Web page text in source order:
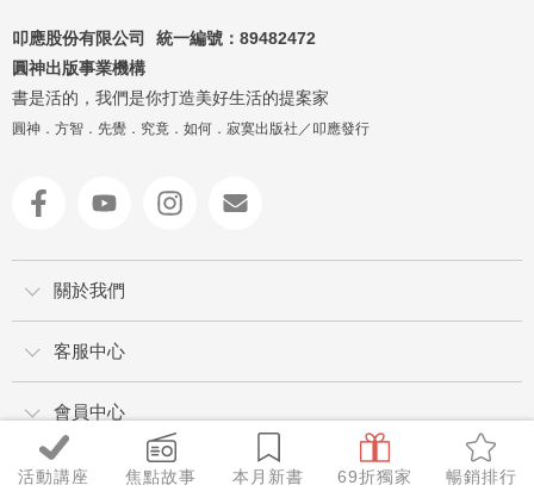
活動講座 焦點故事 本月新書 69折獨家 暢銷排行
叩應股份有限公司 統一編號： 89482472
圓神出版事業機構
書是活的，我們是你打造美好生活的提案家
圓神．方智．先覺．究竟．如何．寂寞出版社／叩應發行
關於我們
客服中心
會員中心
讀者服務專線